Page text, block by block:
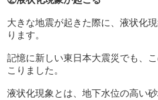
大きな地震が起きた際に、液状化
ります。
記憶に新しい東日本大震災でも、
こりました。
液状化現象とは、地下水位の高い